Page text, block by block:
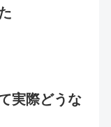
実際どうな